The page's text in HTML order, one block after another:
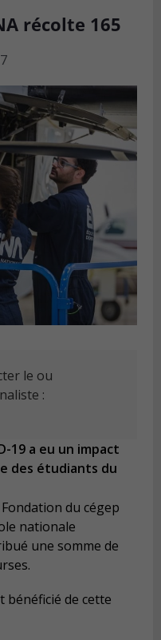
récolte 165
le ou
:
19 a eu un impact
des étudiants du
du cégep
nationale
une somme de
bénéficié de cette